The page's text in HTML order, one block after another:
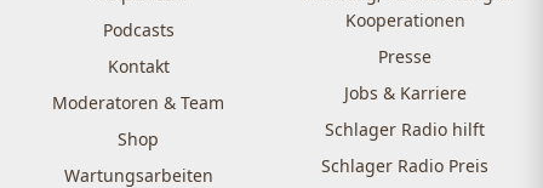
Podcasts
Kontakt
Moderatoren & Team
Shop
Wartungsarbeiten
Kooperationen
Presse
Jobs & Karriere
Schlager Radio hilft
Schlager Radio Preis